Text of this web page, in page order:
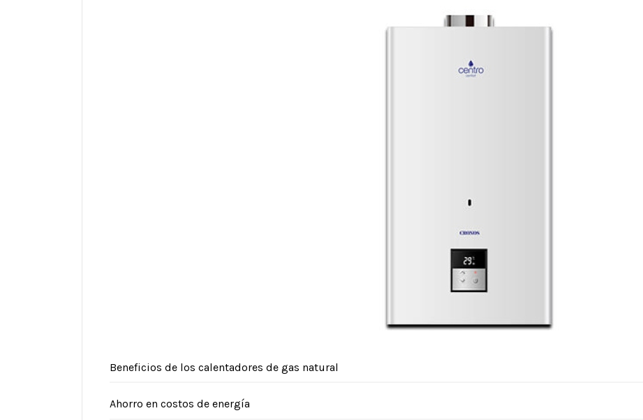
Beneficios de los calentadores de gas natural
Ahorro en costos de energía